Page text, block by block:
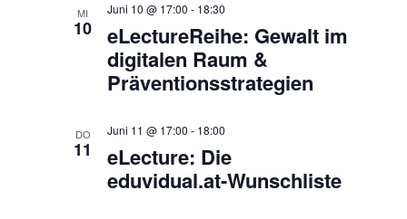
MI
10
Juni 10 @ 17:00 - 18:30
eLectureReihe: Gewalt im
digitalen Raum &
Präventionsstrategien
DO
11
Juni 11 @ 17:00 - 18:00
eLecture: Die
eduvidual.at-Wunschliste